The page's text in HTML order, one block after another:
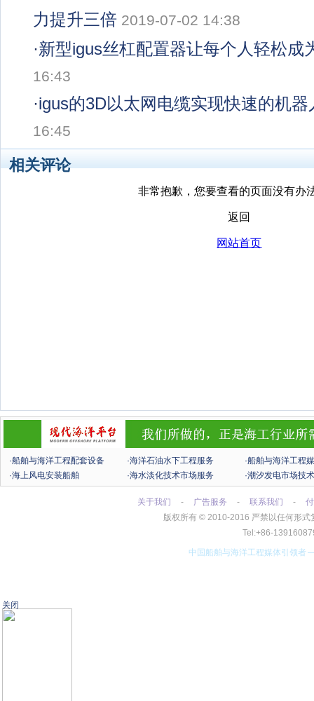
关闭
力提升三倍 2019-07-02 14:38
·新型igus丝杠配置器让每个人轻松成
16:43
·igus的3D以太网电缆实现快速的机器
16:45
相关评论
·船舶与海洋工程配套设备 ·海洋石油水下工程服务
·船舶与海洋工程
·海上风电安装船舶
·海水淡化技术市场服务 ·潮汐发电市场技
关于我们 - 广告服务 - 联系我们 -
版权所有 © 2010-2016 严禁以任何形
Tel:+86-
中国船舶与海洋工程媒体引领者